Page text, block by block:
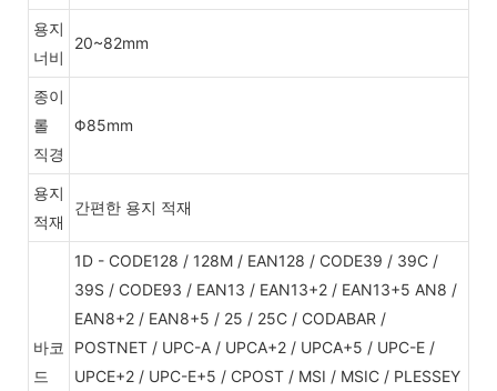
용지
너비
20~82mm
종이
롤
직경
Φ85mm
용지
적재
간편한 용지 적재
바코
드
1D - CODE128 / 128M / EAN128 / CODE39 / 39C /
39S / CODE93 / EAN13 / EAN13+2 / EAN13+5 AN8 /
EAN8+2 / EAN8+5 / 25 / 25C / CODABAR /
POSTNET / UPC-A / UPCA+2 / UPCA+5 / UPC-E /
UPCE+2 / UPC-E+5 / CPOST / MSI / MSIC / PLESSEY